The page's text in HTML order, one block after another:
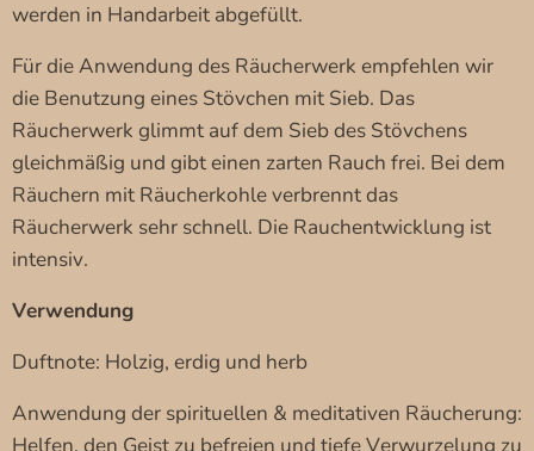
werden in Handarbeit abgefüllt.
Für die Anwendung des Räucherwerk empfehlen wir
die Benutzung eines Stövchen mit Sieb. Das
Räucherwerk glimmt auf dem Sieb des Stövchens
gleichmäßig und gibt einen zarten Rauch frei. Bei dem
Räuchern mit Räucherkohle verbrennt das
Räucherwerk sehr schnell. Die Rauchentwicklung ist
intensiv.
Verwendung
Duftnote: Holzig, erdig und herb
Anwendung der spirituellen & meditativen Räucherung: